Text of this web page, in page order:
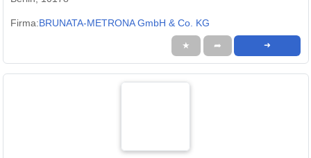
Firma:BRUNATA-METRONA GmbH & Co. KG
★ ➦ ➜